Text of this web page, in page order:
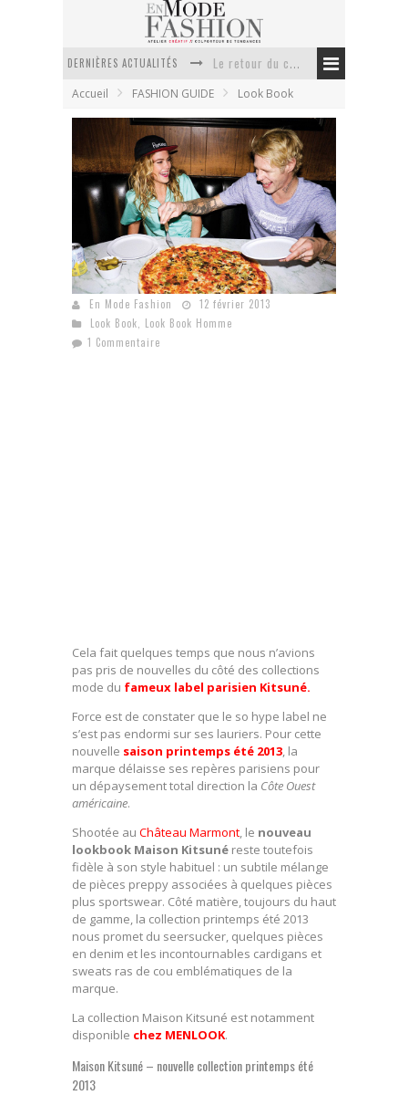
DERNIÈRES ACTUALITÉS
Le retour du cachemire version casual
La trousse de toilette : l’accessoire indispensable de voyage
Week-end spa en automne : quel maillot de bain choisir ?
Pourquoi le costume sur mesure à Paris est un incontournable de l’élégance contemporaine ?
Anti chute cheveux homme : quelles solutions pour renforcer sa chevelure ?
Accueil FASHION GUIDE Look Book
Maison Kitsuné – printemps été 2013
En Mode Fashion
12 février 2013
Look Book
Look Book Homme
1 Commentaire
Cela fait quelques temps que nous n’avions
pas pris de nouvelles du côté des collections
mode du fameux label parisien Kitsuné.
Force est de constater que le so hype label ne
s’est pas endormi sur ses lauriers. Pour cette
nouvelle saison printemps été 2013, la
marque délaisse ses repères parisiens pour
un dépaysement total direction la Côte Ouest
américaine.
Shootée au Château Marmont, le nouveau
lookbook Maison Kitsuné reste toutefois
fidèle à son style habituel : un subtile mélange
de pièces preppy associées à quelques pièces
plus sportswear. Côté matière, toujours du haut
de gamme, la collection printemps été 2013
nous promet du seersucker, quelques pièces
en denim et les incontournables cardigans et
sweats ras de cou emblématiques de la
marque.
La collection Maison Kitsuné est notamment
disponible chez MENLOOK.
Maison Kitsuné – nouvelle collection printemps été
2013